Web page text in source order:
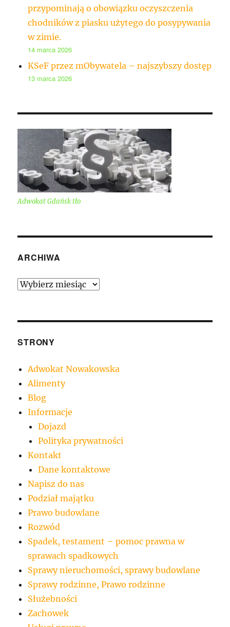
przypominają o obowiązku oczyszczenia
chodników z piasku użytego do posypywania
w zimie.
14 marca 2026
KSeF przez mObywatela – najszybszy dostęp
13 marca 2026
Adwokat Gdańsk tło
ARCHIWA
Archiwa
STRONY
Adwokat Nowakowska
Alimenty
Blog
Informacje
Dojazd
Polityka prywatności
Kontakt
Dane kontaktowe
Napisz do nas
Podział majątku
Prawo budowlane
Rozwód
Spadek, testament – pomoc prawna w
sprawach spadkowych
Sprawy nieruchomości, sprawy budowlane
Sprawy rodzinne, Prawo rodzinne
Służebności
Zachowek